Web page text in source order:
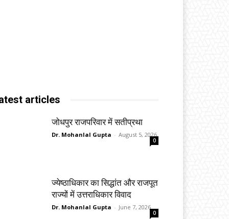
articles
जोधपुर राजपरिवार में सतीप्रथा
Dr. Mohanlal Gupta - August 5, 2026
0
ज्येष्ठाधिकार का सिद्धांत और राजपूत
राज्यों में उत्तराधिकार विवाद
Dr. Mohanlal Gupta - June 7, 2026
0